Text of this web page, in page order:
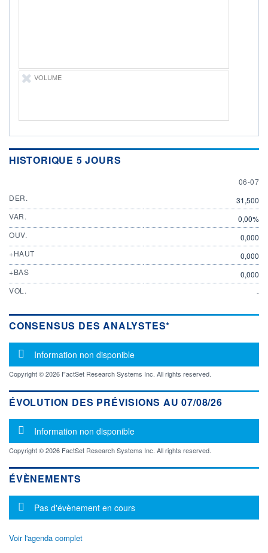
+ PORTEFEUILLE + LISTE
VOLUME
HISTORIQUE 5 JOURS
6 JULY
06-07
DER.
31,500
VAR.
0,00%
OUV.
0,000
+HAUT
0,000
+BAS
0,000
VOL.
-
CONSENSUS DES ANALYSTES*
Message d'information
Information non disponible
Copyright © 2026 FactSet Research Systems Inc. All rights reserved.
ÉVOLUTION DES PRÉVISIONS AU 07/08/26
Message d'information
Information non disponible
Copyright © 2026 FactSet Research Systems Inc. All rights reserved.
ÉVÈNEMENTS
Message d'information
Pas d'évènement en cours
Voir l'agenda complet